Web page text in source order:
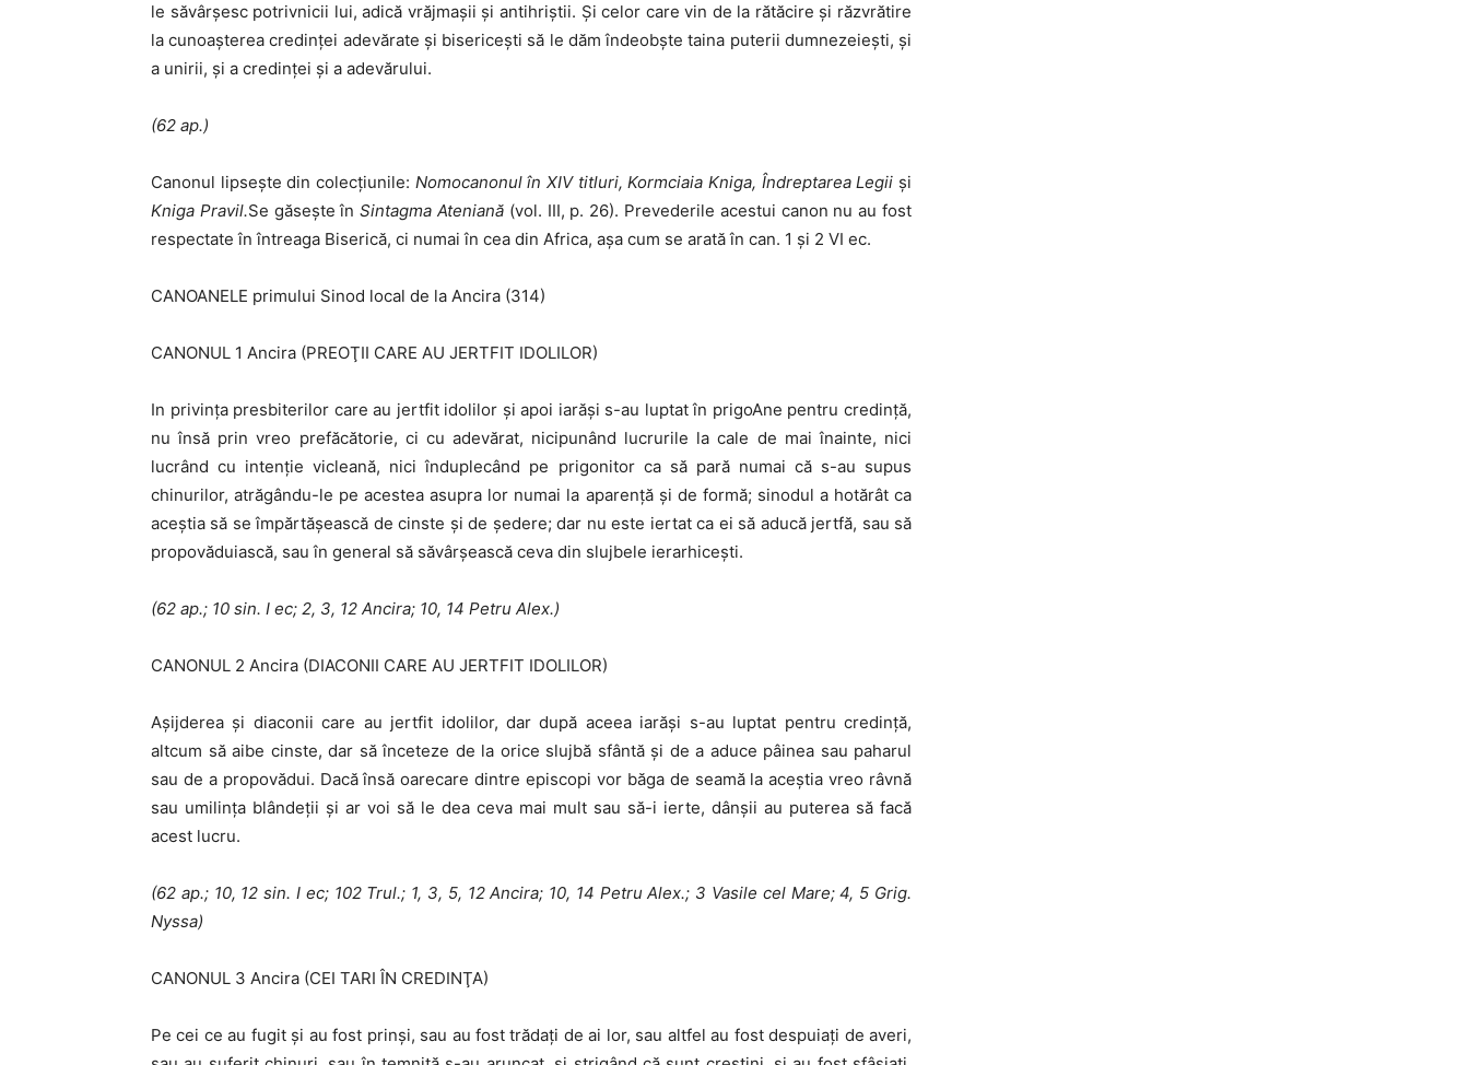
le săvârşesc potrivnicii lui, adică vrăjmaşii şi antihriştii. Şi celor care vin de la rătăcire şi răzvrătire
la cunoaşterea credinţei adevărate şi bise­riceşti să le dăm îndeobşte taina puterii dumnezeieşti, şi
a unirii, şi a cre­dinţei şi a adevărului.
(62 ap.)
Canonul lipseşte din colecţiunile: Nomocanonul în XIV titluri, KormciaiaKniga, Îndreptarea Legii şi
Kniga Pravil.Se găseşte înSintagma Ateniană (vol. III, p. 26). Prevederile acestui canon nu au fost
respectate în întreaga Bi­serică, ci numai în cea din Africa, aşa cum se arată în can. 1 şi 2 VI ec.
CANOANELE primului Sinod local de la Ancira (314)
CANONUL 1 Ancira (PREOŢII CARE AU JERTFIT IDOLILOR)
In privinţa presbiterilor care au jertfit idolilor şi apoi iarăşi s-au luptat în prigoAne pentru credinţă,
nu însă prin vreo prefăcătorie, ci cu adevărat, nicipunând lucrurile la cale de mai înainte, nici
lucrând cu intenţie vicleană, nici înduplecând pe prigonitor ca să pară numai că s-au supus
chinurilor, atrăgându-le pe acestea asupra lor numai la aparenţă şi de formă; sinodul a hotărât ca
aceştia să se împărtăşească de cinste şi de şedere; dar nu este ier­tat ca ei să aducă jertfă, sau să
propovăduiască, sau în general să săvârşească ceva din slujbele ierarhiceşti.
(62 ap.; 10 sin. I ec; 2, 3, 12 Ancira; 10, 14 Petru Alex.)
CANONUL 2 Ancira (DIACONII CARE AU JERTFIT IDOLILOR)
Aşijderea şi diaconii care au jertfit idolilor, dar după aceea iarăşi s-au luptat pentru credinţă,
altcum să aibe cinste, dar să înceteze de la orice slujbă sfântă şi de a aduce pâinea sau paharul
sau de a propovădui. Dacă însă oarecare dintre episcopi vor băga de seamă la aceştia vreo râvnă
sau umilinţa blândeţii şi ar voi să le dea ceva mai mult sau să-i ierte, dânşii au puterea să facă
acest lucru.
(62 ap.; 10, 12 sin. I ec; 102 Trul.; 1, 3, 5, 12 Ancira; 10, 14 Petru Alex.; 3 Vasile cel Mare; 4, 5 Grig.
Nyssa)
CANONUL 3 Ancira (CEI TARI ÎN CREDINŢA)
Pe cei ce au fugit şi au fost prinşi, sau au fost trădaţi de ai lor, sau altfel au fost despuiaţi de averi,